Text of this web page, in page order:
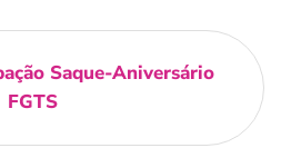
Saque-Aniversário
FGTS